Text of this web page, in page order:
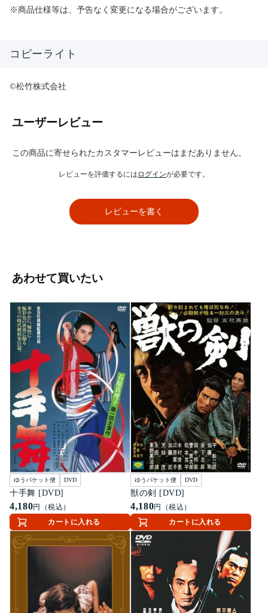
※商品仕様等は、予告なく変更になる場合がございます。
コピーライト
©松竹株式会社
ユーザーレビュー
この商品に寄せられたカスタマーレビューはまだありません。
レビューを評価するには ログインが必要です。
レビューを書く
あわせて買いたい
ゆうパケット便 DVD
十手舞 [DVD]
4,180円（税込）
カートに入れる
ゆうパケット便 DVD
獣の剣 [DVD]
4,180円（税込）
カートに入れる